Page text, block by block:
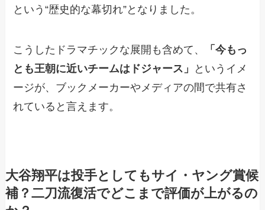
という“歴史的な幕切れ”となりました。
こうしたドラマチックな展開も含めて、
「今もっ
とも王朝に近いチームはドジャース」
というイメ
ージが、ブックメーカーやメディアの間で共有さ
れていると言えます。
大谷翔平は投手としてもサイ・ヤング賞候
補？二刀流復活でどこまで評価が上がるの